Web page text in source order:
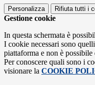
Personalizza Rifiuta tutti i
Gestione cookie
In questa schermata è
I cookie necessari sono
piattaforma e non è
Per conoscere quali sono i
visionare la COOKIE